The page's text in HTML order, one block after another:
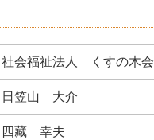
社会福祉法人 くすの木会
日笠山 大介
四藏 幸夫